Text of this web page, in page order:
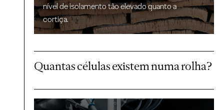
nível de isolamento tão elevado quanto a
cortiça.
Quantas células existem numa rolha?